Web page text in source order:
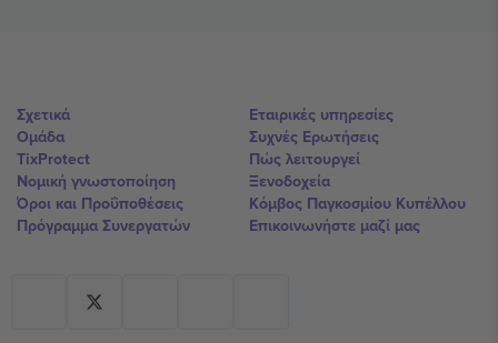
Σχετικά
Ομάδα
TixProtect
Νομική γνωστοποίηση
Όροι και Προΰποθέσεις
Πρόγραμμα Συνεργατών
Εταιρικές υπηρεσίες
Συχνές Ερωτήσεις
Πώς λειτουργεί
Ξενοδοχεία
Κόμβος Παγκοσμίου Κυπέλλου
Επικοινωνήστε μαζί μας